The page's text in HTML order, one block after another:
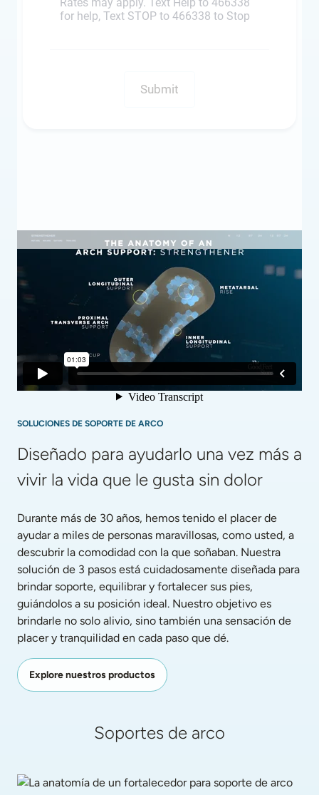
SOLUCIONES DE SOPORTE DE ARCO
Diseñado para ayudarlo una vez más a
vivir la vida que le gusta sin dolor
Durante más de 30 años, hemos tenido el placer de
ayudar a miles de personas maravillosas, como usted, a
descubrir la comodidad con la que soñaban. Nuestra
solución de 3 pasos está cuidadosamente diseñada para
brindar soporte, equilibrar y fortalecer sus pies,
guiándolos a su posición ideal. Nuestro objetivo es
brindarle no solo alivio, sino también una sensación de
placer y tranquilidad en cada paso que dé.
Explore nuestros productos
Soportes de arco